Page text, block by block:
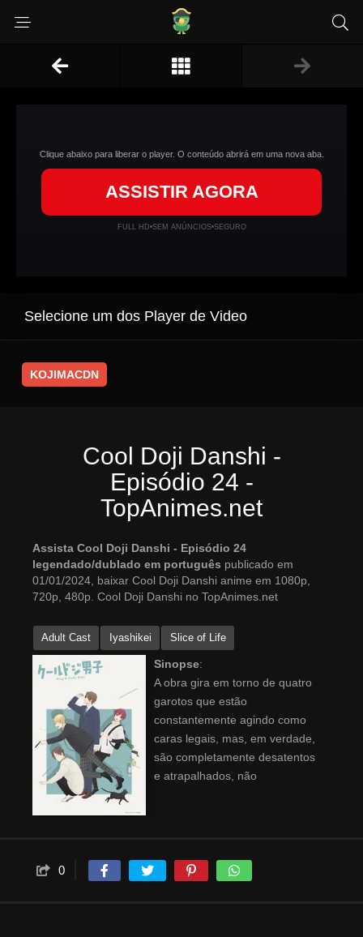
Clique abaixo para liberar o player. O conteúdo abrirá em uma nova aba.
ASSISTIR AGORA
FULL HD•SEM ANÚNCIOS•SEGURO
Selecione um dos Player de Video
KOJIMACDN
Cool Doji Danshi -
Episódio 24 -
TopAnimes.net
Assista Cool Doji Danshi - Episódio 24
legendado/dublado em português publicado em
01/01/2024, baixar Cool Doji Danshi anime em 1080p,
720p, 480p. Cool Doji Danshi no TopAnimes.net
Adult Cast Iyashikei Slice of Life
Sinopse:
A obra gira em torno de quatro
garotos que estão
constantemente agindo como
caras legais, mas, em verdade,
são completamente desatentos
e atrapalhados, não
0